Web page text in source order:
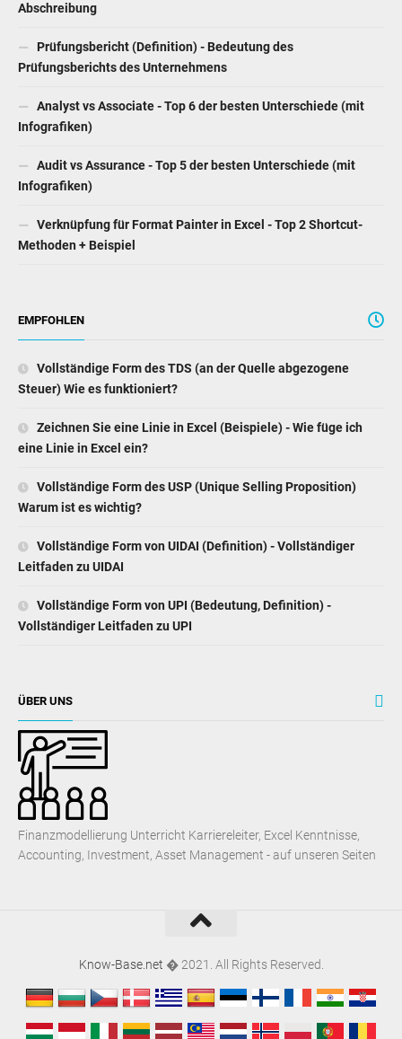
Abschreibung
Prüfungsbericht (Definition) - Bedeutung des
Prüfungsberichts des Unternehmens
Analyst vs Associate - Top 6 der besten Unterschiede (mit
Infografiken)
Audit vs Assurance - Top 5 der besten Unterschiede (mit
Infografiken)
Verknüpfung für Format Painter in Excel - Top 2 Shortcut-
Methoden + Beispiel
EMPFOHLEN
Vollständige Form des TDS (an der Quelle abgezogene
Steuer) Wie es funktioniert?
Zeichnen Sie eine Linie in Excel (Beispiele) - Wie füge ich
eine Linie in Excel ein?
Vollständige Form des USP (Unique Selling Proposition)
Warum ist es wichtig?
Vollständige Form von UIDAI (Definition) - Vollständiger
Leitfaden zu UIDAI
Vollständige Form von UPI (Bedeutung, Definition) -
Vollständiger Leitfaden zu UPI
ÜBER UNS
Finanzmodellierung Unterricht Karriereleiter, Excel Kenntnisse,
Accounting, Investment, Asset Management - auf unseren Seiten
Know-Base.net � 2021. All Rights Reserved.